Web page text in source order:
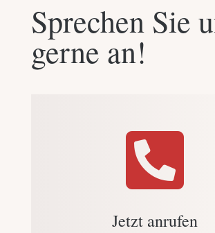
Sprechen Sie
gerne an!

Jetzt anrufen